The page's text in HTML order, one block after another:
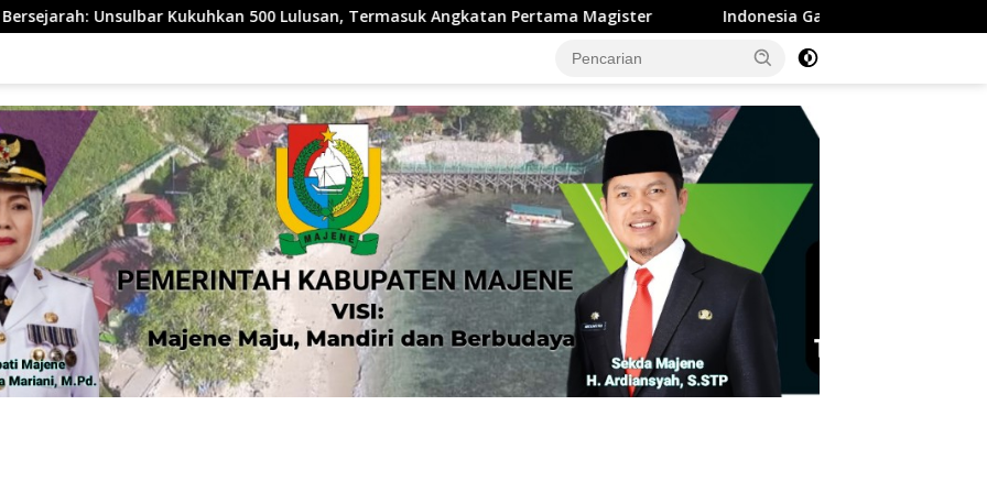
500 Lulusan, Termasuk Angkatan Pertama Magister Indonesia Gagal Melaju Piala Dunia Tidak Dengan Herson